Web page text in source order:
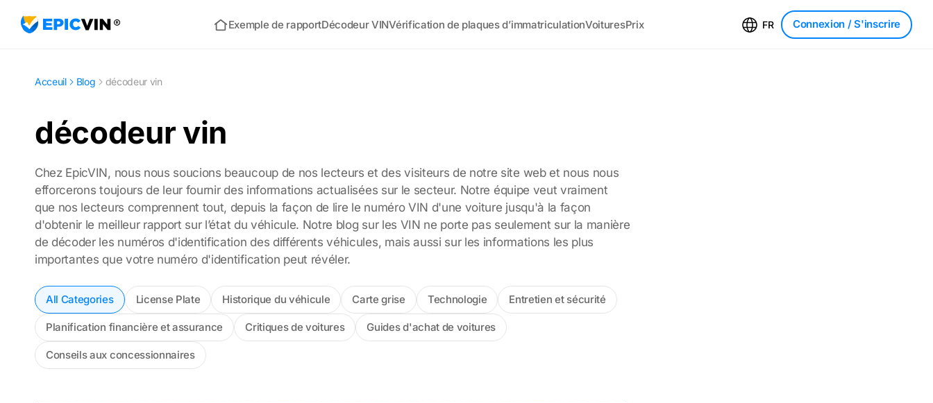
Acceuil
Exemple de rapportDécodeur VINVérification de plaques d’immatriculationVoituresPrix FR Connexion / S'inscrire
Acceuil Blog décodeur vin
décodeur vin
Chez EpicVIN, nous nous soucions beaucoup de nos lecteurs et des visiteurs de notre site web et nous nous
efforcerons toujours de leur fournir des informations actualisées sur le secteur. Notre équipe veut vraiment
que nos lecteurs comprennent tout, depuis la façon de lire le numéro VIN d'une voiture jusqu'à la façon
d'obtenir le meilleur rapport sur l’état du véhicule. Notre blog sur les VIN ne porte pas seulement sur la manière
de décoder les numéros d'identification des différents véhicules, mais aussi sur les informations les plus
importantes que votre numéro d'identification peut révéler.
All Categories License Plate Historique du véhicule Carte grise Technologie Entretien et sécurité
Planification financière et assurance Critiques de voitures Guides d'achat de voitures
Conseils aux concessionnaires